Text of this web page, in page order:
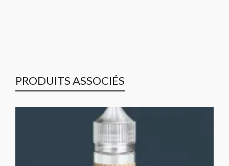
PRODUITS ASSOCIÉS